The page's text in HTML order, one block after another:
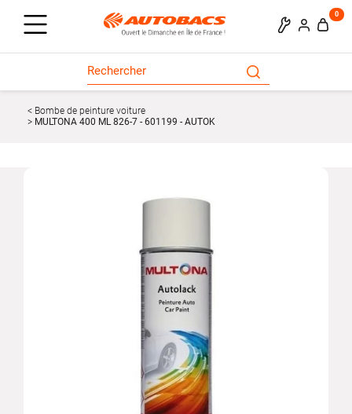
0
Bombe de peinture voiture
MULTONA 400 ML 826-7 - 601199 - AUTOK